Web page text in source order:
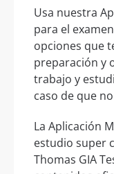
Usa nuestra
para el
opciones que
preparación y
trabajo y
caso de que
La Aplicación
estudio super
Thomas GIA